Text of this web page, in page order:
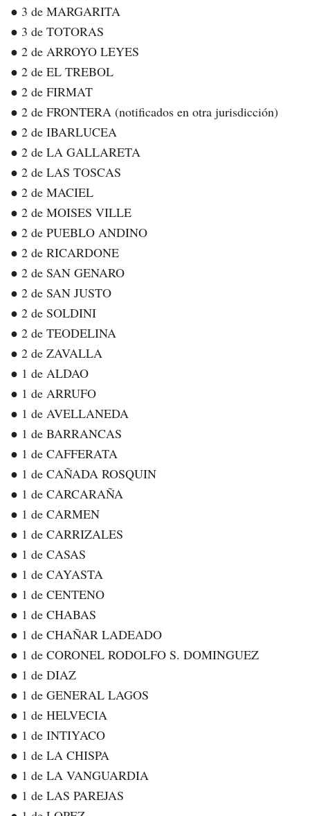
● 3 de MARGARITA
● 3 de TOTORAS
● 2 de ARROYO LEYES
● 2 de EL TREBOL
● 2 de FIRMAT
● 2 de FRONTERA (notificados en otra jurisdicción)
● 2 de IBARLUCEA
● 2 de LA GALLARETA
● 2 de LAS TOSCAS
● 2 de MACIEL
● 2 de MOISES VILLE
● 2 de PUEBLO ANDINO
● 2 de RICARDONE
● 2 de SAN GENARO
● 2 de SAN JUSTO
● 2 de SOLDINI
● 2 de TEODELINA
● 2 de ZAVALLA
● 1 de ALDAO
● 1 de ARRUFO
● 1 de AVELLANEDA
● 1 de BARRANCAS
● 1 de CAFFERATA
● 1 de CAÑADA ROSQUIN
● 1 de CARCARAÑA
● 1 de CARMEN
● 1 de CARRIZALES
● 1 de CASAS
● 1 de CAYASTA
● 1 de CENTENO
● 1 de CHABAS
● 1 de CHAÑAR LADEADO
● 1 de CORONEL RODOLFO S. DOMINGUEZ
● 1 de DIAZ
● 1 de GENERAL LAGOS
● 1 de HELVECIA
● 1 de INTIYACO
● 1 de LA CHISPA
● 1 de LA VANGUARDIA
● 1 de LAS PAREJAS